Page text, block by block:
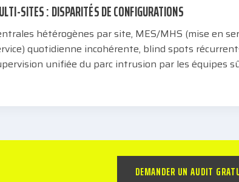
SITES : DISPARITÉS DE CONFIGURATIONS
hétérogènes par site, MES/MHS (mise en
quotidienne incohérente, blind spots
unifiée du parc intrusion par les équipes
DEMANDER UN AUDIT